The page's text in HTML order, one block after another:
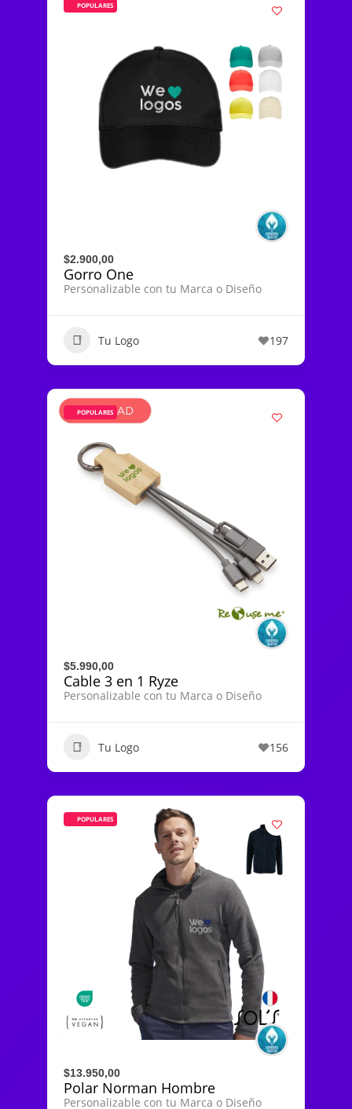
POPULARES
$2.900,00
Gorro One
Personalizable con tu Marca o Diseño
Tu Logo 197
POPULARES
$5.990,00
Cable 3 en 1 Ryze
Personalizable con tu Marca o Diseño
Tu Logo 156
POPULARES
$13.950,00
Polar Norman Hombre
Personalizable con tu Marca o Diseño